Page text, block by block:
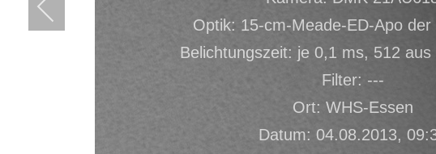
Optik: 15-cm-Meade-ED-Apo der
Belichtungszeit: je 0,1 ms, 512 aus
Filter: ---
Ort: WHS-Essen
Datum: 04.08.2013,